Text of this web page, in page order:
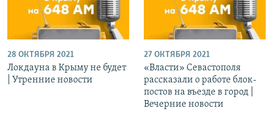
28 ОКТЯБРЯ 2021
Локдауна в Крыму не будет
| Утренние новости
27 ОКТЯБРЯ 2021
«Власти» Севастополя
рассказали о работе блок-
постов на въезде в город |
Вечерние новости